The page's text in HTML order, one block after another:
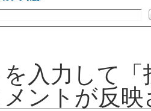
入力して
ントが反